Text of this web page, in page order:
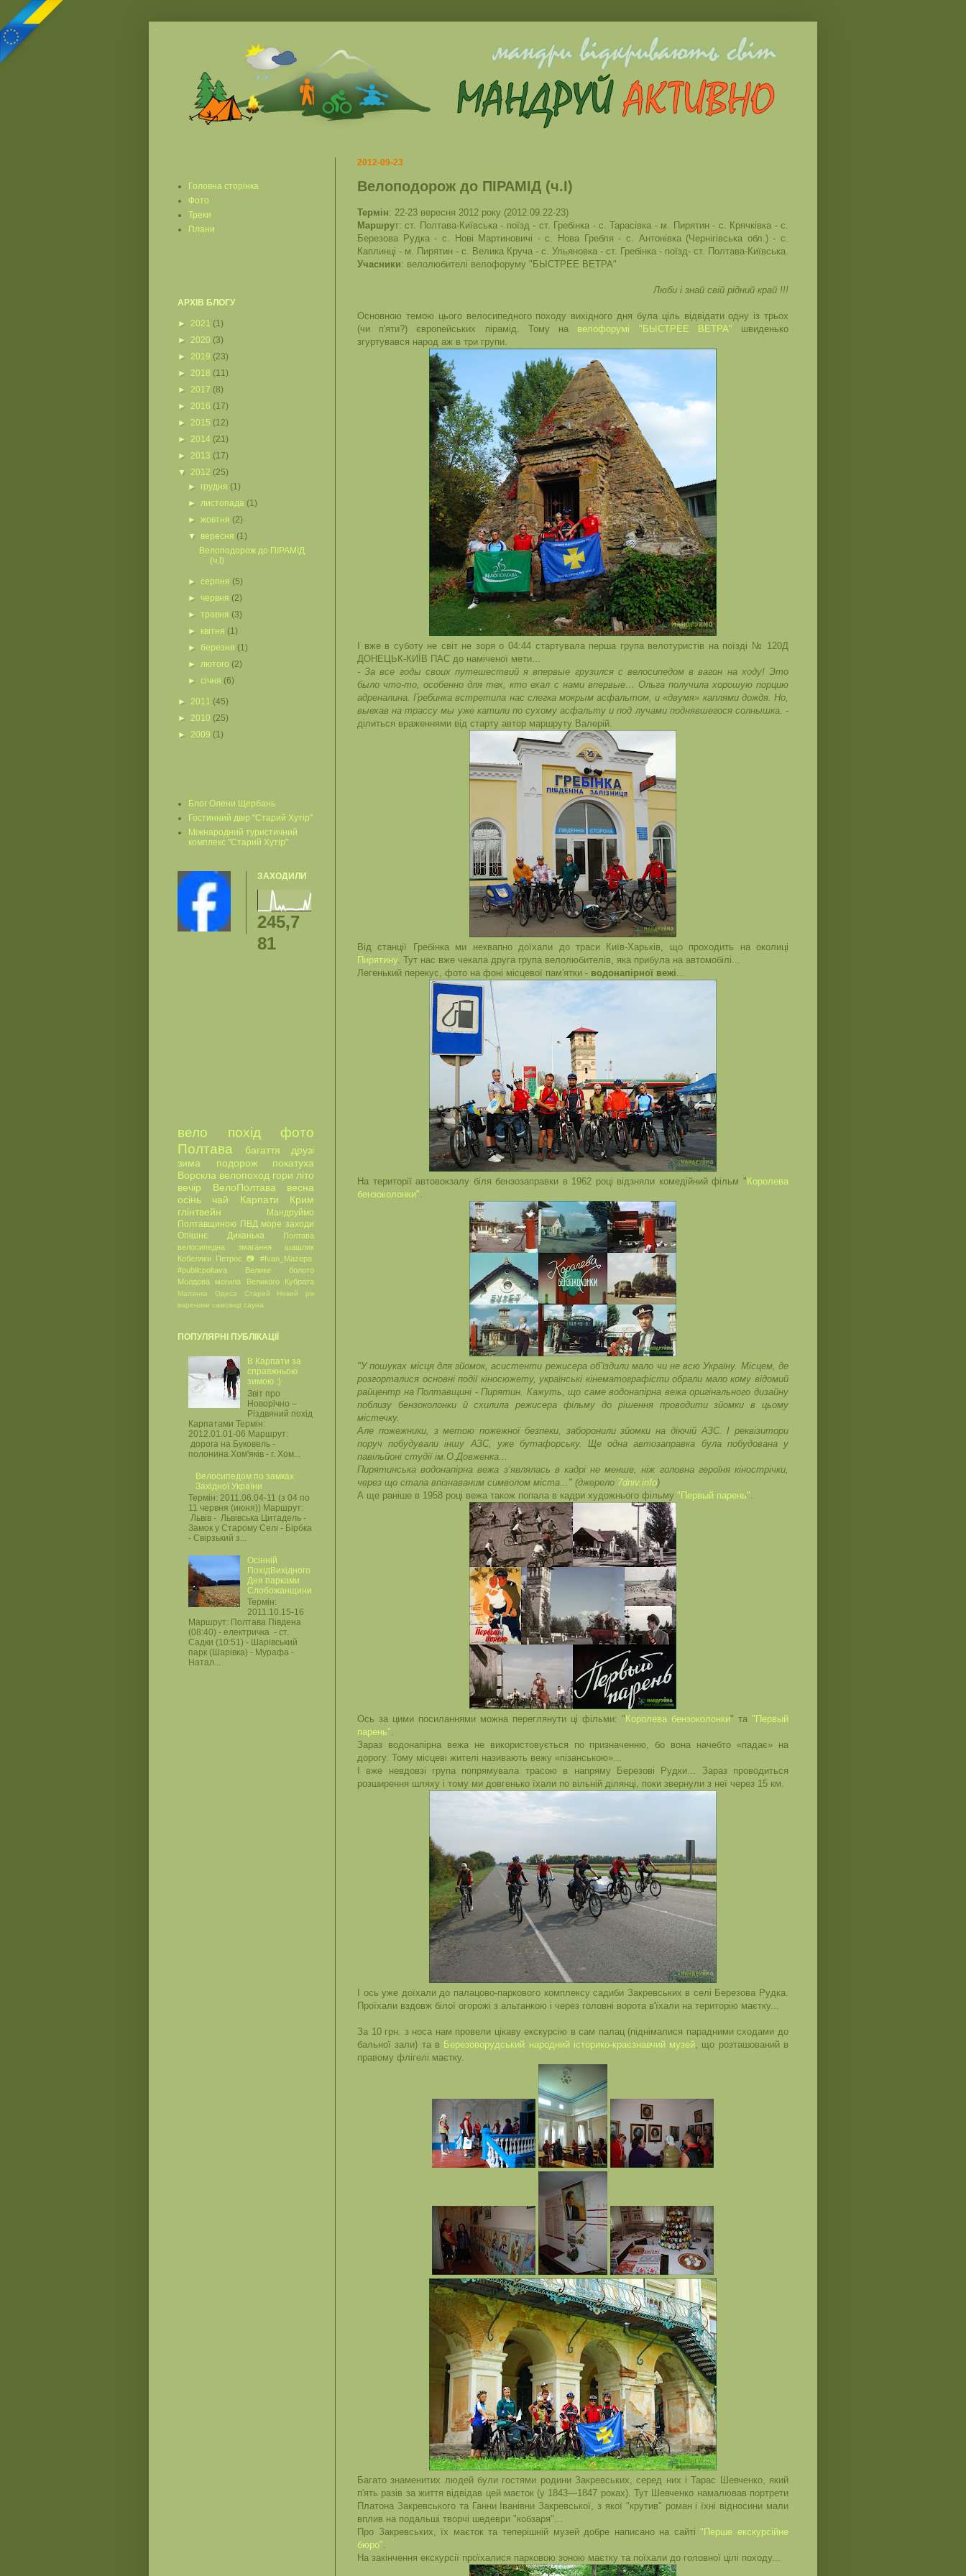
2012-09-23
Велоподорож до ПІРАМІД (ч.I)
Термін: 22-23 вересня 2012 року (2012.09.22-23)
Маршрут: ст. Полтава-Київська - поїзд - ст. Гребінка - с. Тарасівка - м. Пирятин - с. Крячківка - с.
Березова Рудка - с. Нові Мартиновичі - с. Нова Гребля - с. Антонівка (Чернігівська обл.) - с.
Каплинці - м. Пирятин - с. Велика Круча - с. Ульяновка - ст. Гребінка - поїзд- ст. Полтава-Київська.
Учасники: велолюбителі велофоруму "БЫСТРЕЕ ВЕТРА"
Люби і знай свій рідний край !!!
Основною темою цього велосипедного походу вихідного дня була ціль відвідати одну із трьох
(чи п'яти?) європейських пірамід. Тому на велофорумі "БЫСТРЕЕ ВЕТРА" швиденько
згуртувався народ аж в три групи.
І вже в суботу не світ не зоря о 04:44 стартувала перша група велотуристів на поїзді № 120Д
ДОНЕЦЬК-КИЇВ ПАС до наміченої мети...
- За все годы своих путешествий я впервые грузился с велосипедом в вагон на ходу! Это
было что-то, особенно для тех, кто ехал с нами впервые… Ольга получила хорошую порцию
адреналина. Гребинка встретила нас слегка мокрым асфальтом, и «двумя» каплями дождя. Но,
выехав на трассу мы уже катили по сухому асфальту и под лучами поднявшегося солнышка. -
ділиться враженнями від старту автор маршруту Валерій.
Від станції Гребінка ми неквапно доїхали до траси Київ-Харьків, що проходить на околиці
Пирятину. Тут нас вже чекала друга група велолюбителів, яка прибула на автомобілі...
Легенький перекус, фото на фоні місцевої пам'ятки - водонапірної вежі...
На території автовокзалу біля бензозаправки в 1962 році відзняли комедійний фільм " Королева
бензоколонки".
"У пошуках місця для зйомок, асистенти режисера об’їздили мало чи не всю Україну. Місцем, де
розгорталися основні події кіносюжету, українські кінематографісти обрали мало кому відомий
райцентр на Полтавщині - Пирятин. Кажуть, що саме водонапірна вежа оригінального дизайну
поблизу бензоколонки й схилила режисера фільму до рішення проводити зйомки в цьому
містечку.
Але пожежники, з метою пожежної безпеки, заборонили зйомки на діючій АЗС. І реквізитори
поруч побудували іншу АЗС, уже бутафорську. Ще одна автозаправка була побудована у
павільйоні студії ім.О.Довженка...
Пирятинська водонапірна вежа з’являлась в кадрі не менше, ніж головна героїня кінострічки,
через що стала впізнаваним символом міста..." (джерело 7dniv.info)
А ще раніше в 1958 році вежа також попала в кадри художнього фільму "Первый парень".
Ось за цими посиланнями можна переглянути ці фільми: " Королева бензоколонки" та "Первый
парень".
Зараз водонапірна вежа не використовується по призначенню, бо вона начебто «падає» на
дорогу. Тому місцеві жителі називають вежу «пізанською»...
І вже невдовзі група попрямувала трасою в напряму Березові Рудки... Зараз проводиться
розширення шляху і тому ми довгенько їхали по вільній ділянці, поки звернули з неї через 15 км.
І ось уже доїхали до палацово-паркового комплексу садиби Закревських в селі Березова Рудка.
Проїхали вздовж білої огорожі з альтанкою і через головні ворота в'їхали на територію маєтку...
За 10 грн. з носа нам провели цікаву екскурсію в сам палац (піднімалися парадними сходами до
бальної зали) та в Березоворудський народний історико-краєзнавчий музей, що розташований в
правому флігелі маєтку.
Багато знаменитих людей були гостями родини Закревських, серед них і Тарас Шевченко, який
п'ять разів за життя відвідав цей маєток (у 1843—1847 роках). Тут Шевченко намалював портрети
Платона Закревського та Ганни Іванівни Закревської, з якої "крутив" роман і їхні відносини мали
вплив на подальші творчі шедеври "кобзаря"...
Про Закревських, їх маєток та теперішній музей добре написано на сайті"Перше екскурсійне
бюро".
На закінчення екскурсії проїхалися парковою зоною маєтку та поїхали до головної цілі походу...
Головна сторінка
Фото
Треки
Плани
АРХІВ БЛОГУ
► 2021 (1)
► 2020 (3)
► 2019 (23)
► 2018 (11)
► 2017 (8)
► 2016 (17)
► 2015 (12)
► 2014 (21)
► 2013 (17)
▼ 2012 (25)
► грудня (1)
►листопада (1)
►жовтня (2)
▼ вересня (1)
Велоподорож до ПІРАМІД
(ч.I)
►серпня (5)
► червня (2)
►травня (3)
► квітня (1)
► березня (1)
►лютого (2)
►січня (6)
► 2011 (45)
► 2010 (25)
► 2009 (1)
Блог Олени Щербань
Гостинний двір "Старий Хутір"
Міжнародний туристичний
комплекс "Старий Хутір"
ЗАХОДИЛИ
245,7
81
вело похід
фото
Полтава
багаття
друзі
зима
подорож
покатуха
Ворскла велопоход гори літо
вечір
ВелоПолтава
весна
осінь
чай Карпати
Крим
глінтвейн
Мандруймо
Полтавщиною ПВД море заходи
Опішнє
Диканька
Полтава
велосипедна
змагання
шашлик
Кобеляки
Петрос 📷
#Ivan_Mazepa
#publicpoltava
Велике болото
Молдова
могила Великого Кубрата
Маланка Одеса
Старий Новий рік
вареники самовар сауна
ПОПУЛЯРНІ ПУБЛІКАЦІЇ
В Карпати за
справжньою
зимою :)
Звіт про
Новорічно –
Різдвяний похід
Карпатами Термін:
2012.01.01-06 Маршрут:
дорога на Буковель -
полонина Хом'яків - г. Хом...
Велосипедом по замках
Західної України
Термін: 2011.06.04-11 (з 04 по
11 червня (июня)) Маршрут:
Львів - Львівська Цитадель -
Замок у Старому Селі - Бірбка
- Свірзький з...
Осінній
ПохідВихідного
Дня парками
Слобожанщини
Термін:
2011.10.15-16
Маршрут: Полтава Південа
(08:40) - електричка - ст.
Садки (10:51) - Шарівський
парк (Шарівка) - Мурафа -
Натал...